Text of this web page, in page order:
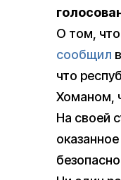
О том,
сообщил
что
Хоманом,
На своей